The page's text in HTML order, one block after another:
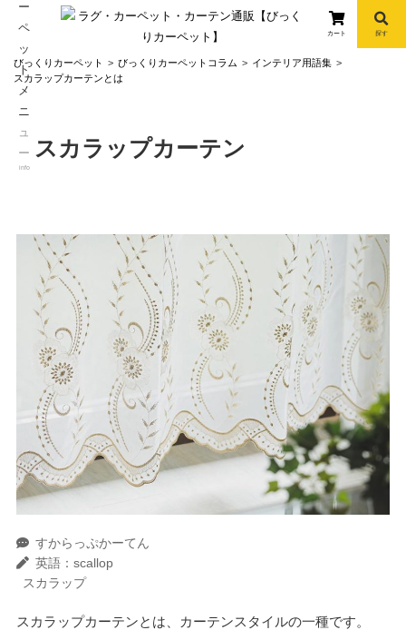
info
カート 探す
びっくりカーペット びっくりカーペットコラム
インテリア用語集
スカラップカーテンとは
スカラップカーテン
すからっぷかーてん
英語：scallop
スカラップ
スカラップカーテンとは、カーテンスタイルの一種です。